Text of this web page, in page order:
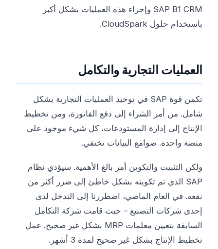
SAP B1 CRM وإجراء هذه العمليات بشكل أكبر
باستخدام حلول CloudSpark.
العمليات التجارية والتكامل
تكمن قوة SAP في توحيد العمليات التجارية بشكل
شامل. من أمر الشراء إلى دفع الفاتورة، ومن تخطيط
الإنتاج إلى إدارة المستودعات، كل شيء موجود على
منصة واحدة. صوامع البيانات تختفي.
ولكن التثبيت والتكوين أمر بالغ الأهمية. سيؤدي نظام
SAP الذي تم تكوينه بشكل خاطئ إلى ضرر أكثر من
نفعه. في العام الماضي، اضطررنا إلى التدخل لدى
إحدى شركات التصنيع – حيث قامت شركة التكامل
السابقة بتعيين معلمات MRP بشكل غير صحيح. عمل
تخطيط الإنتاج بشكل غير صحيح لمدة 3 أشهر.